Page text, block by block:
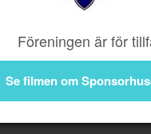
Föreningen är för
Se filmen om